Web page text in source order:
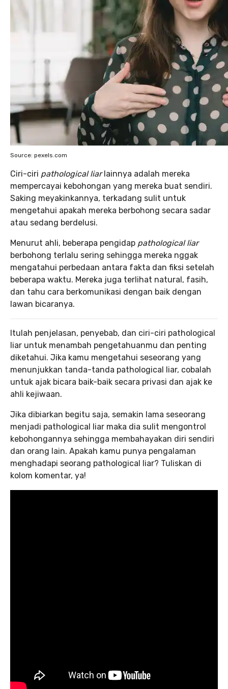
Source: pexels.com
Ciri-ciri pathological liarlainnya adalah mereka
mempercayai kebohongan yang mereka buat sendiri.
Saking meyakinkannya, terkadang sulit untuk
mengetahui apakah mereka berbohong secara sadar
atau sedang berdelusi.
Menurut ahli, beberapa pengidap pathological liar
berbohong terlalu sering sehingga mereka nggak
mengatahui perbedaan antara fakta dan fiksi setelah
beberapa waktu. Mereka juga terlihat natural, fasih,
dan tahu cara berkomunikasi dengan baik dengan
lawan bicaranya.
Itulah penjelasan, penyebab, dan ciri-ciri pathological
liar untuk menambah pengetahuanmu dan penting
diketahui. Jika kamu mengetahui seseorang yang
menunjukkan tanda-tanda pathological liar, cobalah
untuk ajak bicara baik-baik secara privasi dan ajak ke
ahli kejiwaan.
Jika dibiarkan begitu saja, semakin lama seseorang
menjadi pathological liar maka dia sulit mengontrol
kebohongannya sehingga membahayakan diri sendiri
dan orang lain. Apakah kamu punya pengalaman
menghadapi seorang pathological liar? Tuliskan di
kolom komentar, ya!